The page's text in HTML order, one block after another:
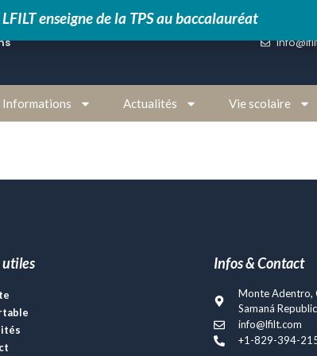
Informations Actualités Vie scolaire
utiles Infos & Contact
Monte Adentro,
Samaná
info@lfilt.com
+1-829-394-
LFILT enseigne de la TPS au baccalauréat